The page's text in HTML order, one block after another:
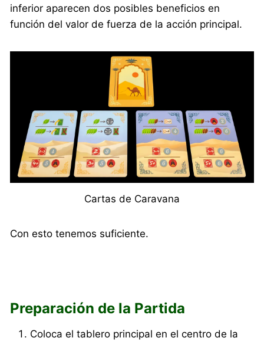
inferior aparecen dos posibles beneficios en
función del valor de fuerza de la acción principal.
Cartas de Caravana
Con esto tenemos suficiente.
Preparación de la Partida
Coloca el tablero principal en el centro de la